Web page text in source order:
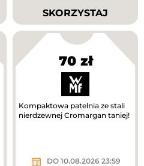
SKORZYSTAJ
70 zł
Kompaktowa patelnia ze stali
nierdzewnej Cromargan taniej!
DO 10.08.2026 23:59